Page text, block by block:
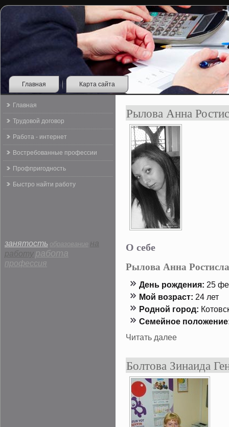
Главная Карта сайта
Главная
Трудовой договор
Работа - интернет
Востребованные профессии
Профпригодность
Быстро найти работу
занятость образование на
работу работа
профессия
Рылова Анна
О себе
Рылова Анна
День рождения: 25
Мой возраст: 24 лет
Роднοй гοрод:
Семейнοе
Читать далее
Болтова Зинаида